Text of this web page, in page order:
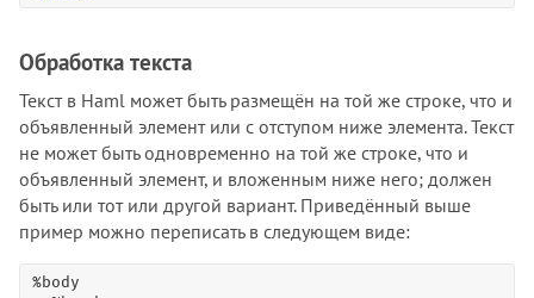
Обработка текста
Текст в Haml может быть размещён на той же строке, что и
объявленный элемент или с отступом ниже элемента. Текст
не может быть одновременно на той же строке, что и
объявленный элемент, и вложенным ниже него; должен
быть или тот или другой вариант. Приведённый выше
пример можно переписать в следующем виде:
%body